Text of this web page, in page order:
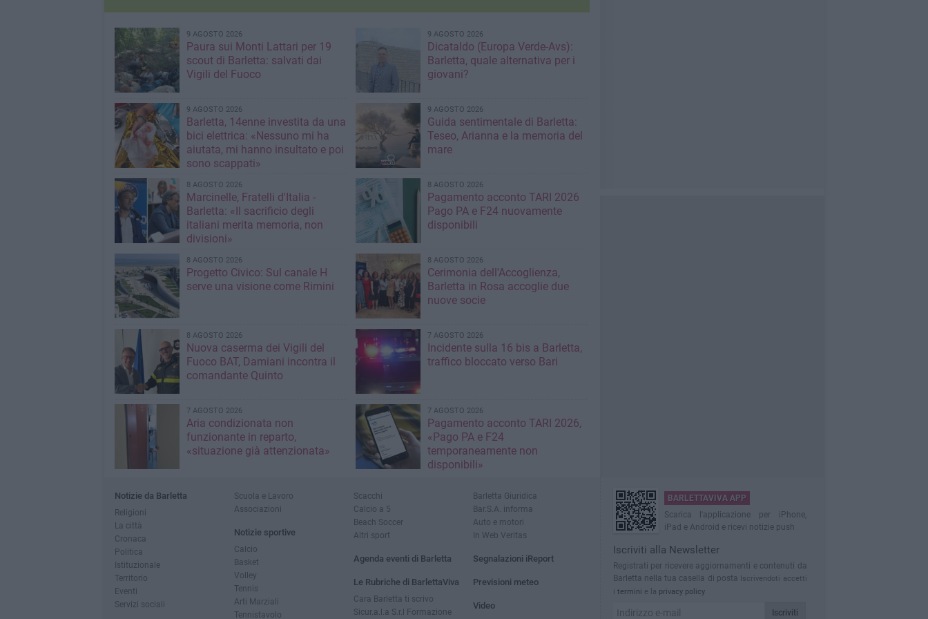
9 AGOSTO 2026
Paura sui Monti Lattari per 19
scout di Barletta: salvati dai
Vigili del Fuoco
9 AGOSTO 2026
Dicataldo (Europa Verde-Avs):
Barletta, quale alternativa per i
giovani?
9 AGOSTO 2026
Barletta, 14enne investita da una
bici elettrica: «Nessuno mi ha
aiutata, mi hanno insultato e poi
sono scappati»
9 AGOSTO 2026
Guida sentimentale di Barletta:
Teseo, Arianna e la memoria del
mare
8 AGOSTO 2026
Marcinelle, Fratelli d'Italia -
Barletta: «Il sacrificio degli
italiani merita memoria, non
divisioni»
8 AGOSTO 2026
Pagamento acconto TARI 2026
Pago PA e F24 nuovamente
disponibili
8 AGOSTO 2026
Progetto Civico: Sul canale H
serve una visione come Rimini
8 AGOSTO 2026
Cerimonia dell'Accoglienza,
Barletta in Rosa accoglie due
nuove socie
8 AGOSTO 2026
Nuova caserma dei Vigili del
Fuoco BAT, Damiani incontra il
comandante Quinto
7 AGOSTO 2026
Incidente sulla 16 bis a Barletta,
traffico bloccato verso Bari
7 AGOSTO 2026
Aria condizionata non
funzionante in reparto,
«situazione già attenzionata»
7 AGOSTO 2026
Pagamento acconto TARI 2026,
«Pago PA e F24
temporaneamente non
disponibili»
Notizie da Barletta
Religioni
La città
Cronaca
Politica
Istituzionale
Territorio
Eventi
Servizi sociali
Scuola e Lavoro
Associazioni
Notizie sportive
Calcio
Basket
Volley
Tennis
Arti Marziali
Tennistavolo
Scacchi
Calcio a 5
Beach Soccer
Altri sport
Agenda eventi di Barletta
Le Rubriche di BarlettaViva
Cara Barletta ti scrivo
Sicur.a.l.a S.r.l Formazione
Barletta Giuridica
Bar.S.A. informa
Auto e motori
In Web Veritas
Segnalazioni iReport
Previsioni meteo
Video
BARLETTAVIVA APP
Scarica l'applicazione per iPhone,
iPad e Android e ricevi notizie push
Iscriviti alla Newsletter
Registrati per ricevere aggiornamenti e contenuti da
Barletta nella tua casella di posta Iscrivendoti accetti
i termini e la privacy policy
Iscriviti